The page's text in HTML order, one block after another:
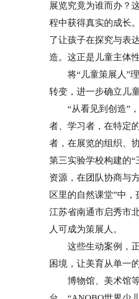
展览究竟为谁而办？
程中获得真实的成长
了让孩子在探究与表
造。这正是儿童主体
将“儿童策展人”理
转变，进一步确立儿
“从看见到创造”，
者、学习者，在特定
者，在展览的组织、
第三实验学校构建的
资源，在团队协商与
区里的自然课堂”中
江苏省南通市启秀市
人可成为策展人。
这些生动案例，正
困境，让美育从单一
博物馆、美术馆等